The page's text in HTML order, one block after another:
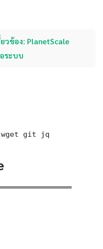
วข้อง: PlanetScale
ระบบ
git jq